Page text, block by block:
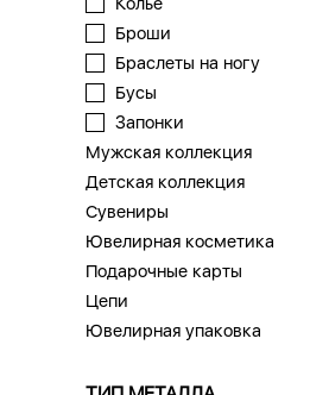
Броши
Браслеты на ногу
Бусы
Запонки
Мужская коллекция
Детская коллекция
Сувениры
Ювелирная косметика
Подарочные карты
Цепи
Ювелирная упаковка